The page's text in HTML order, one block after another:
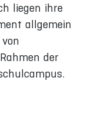
liegen ihre
allgemein
der